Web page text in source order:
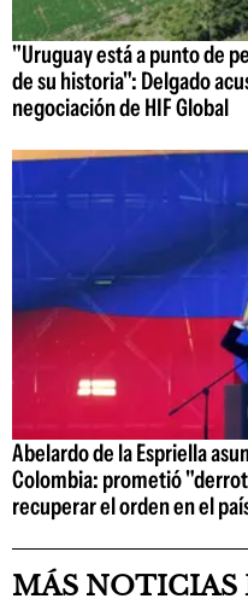
"Uruguay está a punto de
de su historia": Delgado
negociación de HIF Global
Abelardo de la Espriella
Colombia: prometió
recuperar el orden en el
MÁS NOTICIAS